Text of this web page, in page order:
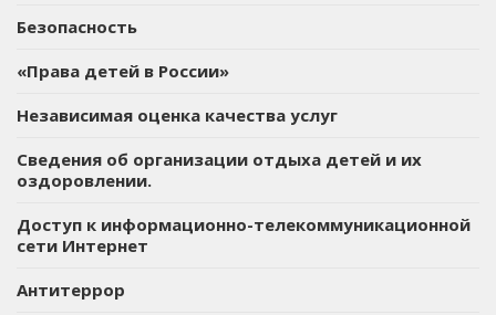
Безопасность
«Права детей в России»
Независимая оценка качества услуг
Сведения об организации отдыха детей и их
оздоровлении.
Доступ к информационно-телекоммуникационной
сети Интернет
Антитеррор